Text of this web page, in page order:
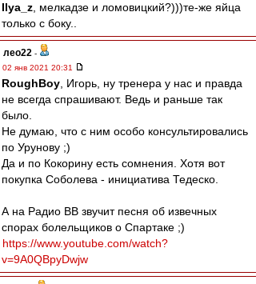
Ilya_z , мелкадзе и ломовицкий?)))те-же яйца
только с боку..
лео22 -
02 янв 2021 20:31
RoughBoy , Игорь, ну тренера у нас и правда
не всегда спрашивают. Ведь и раньше так
было.
Не думаю, что с ним особо консультировались
по Урунову ;)
Да и по Кокорину есть сомнения. Хотя вот
покупка Соболева - инициатива Тедеско.
А на Радио ВВ звучит песня об извечных
спорах болельщиков о Спартаке ;)
https://www.youtube.com/watch?
v=9A0QBpyDwjw